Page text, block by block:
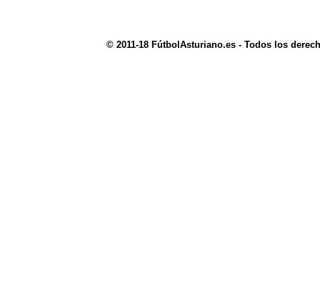
© 2011-18 FútbolAsturiano.es - Todos los